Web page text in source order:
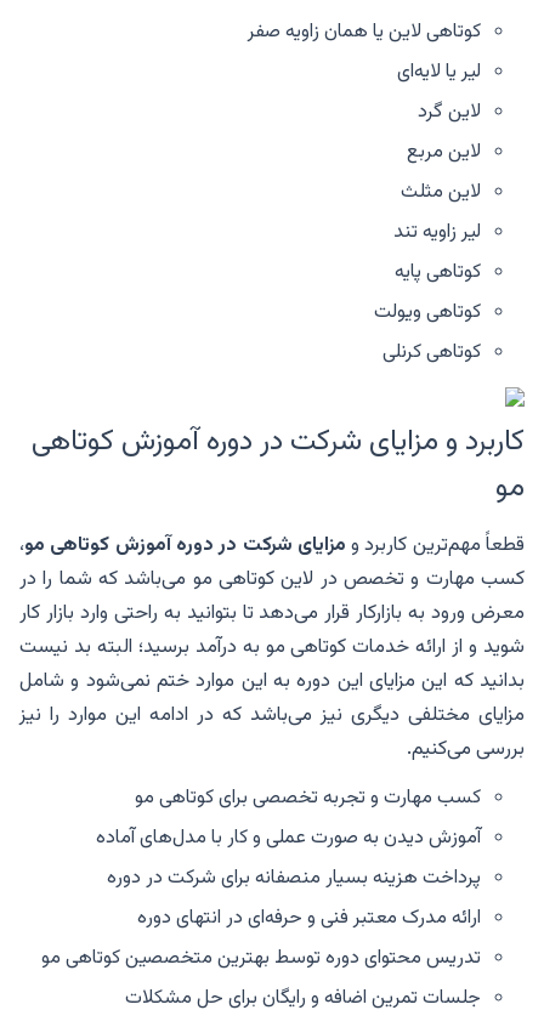
کوتاهی لاین یا همان زاویه صفر
لیر یا لایه‌ای
لاین گرد
لاین مربع
لاین مثلث
لیر زاویه تند
کوتاهی پایه
کوتاهی ویولت
کوتاهی کرنلی
کاربرد و مزایای شرکت در دوره آموزش کوتاهی
مو
قطعاً مهم‌ترین کاربرد ومزایای شرکت در دوره آموزش کوتاهی مو،
کسب مهارت و تخصص در لاین کوتاهی مو می‌باشد که شما را در
معرض ورود به بازارکار قرار می‌دهد تا بتوانید به راحتی وارد بازار کار
شوید و از ارائه خدمات کوتاهی مو به درآمد برسید؛ البته بد نیست
بدانید که این مزایای این دوره به این موارد ختم نمی‌شود و شامل
مزایای مختلفی دیگری نیز می‌باشد که در ادامه این موارد را نیز
بررسی می‌کنیم.
کسب مهارت و تجربه تخصصی برای کوتاهی مو
آموزش دیدن به صورت عملی و کار با مدل‌های آماده
پرداخت هزینه بسیار منصفانه برای شرکت در دوره
ارائه مدرک معتبر فنی و حرفه‌ای در انتهای دوره
تدریس محتوای دوره توسط بهترین متخصصین کوتاهی مو
جلسات تمرین اضافه و رایگان برای حل مشکلات